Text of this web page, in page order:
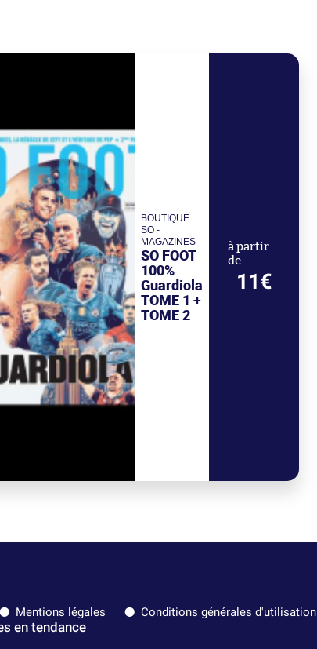
BOUTIQUE
SO -
MAGAZINES
SO FOOT
100%
Guardiola
TOME 1 +
TOME 2
à partir
de
11€
Mentions légales Conditions générales d'utilisation
en tendance